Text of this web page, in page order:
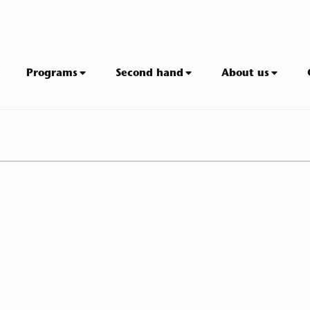
Programs Second hand About us